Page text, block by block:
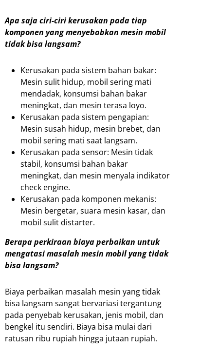
Apa saja ciri-ciri kerusakan pada tiap
komponen yang menyebabkan mesin mobil
tidak bisa langsam?
Kerusakan pada sistem bahan bakar:
Mesin sulit hidup, mobil sering mati
mendadak, konsumsi bahan bakar
meningkat, dan mesin terasa loyo.
Kerusakan pada sistem pengapian:
Mesin susah hidup, mesin brebet, dan
mobil sering mati saat langsam.
Kerusakan pada sensor: Mesin tidak
stabil, konsumsi bahan bakar
meningkat, dan mesin menyala indikator
check engine.
Kerusakan pada komponen mekanis:
Mesin bergetar, suara mesin kasar, dan
mobil sulit distarter.
Berapa perkiraan biaya perbaikan untuk
mengatasi masalah mesin mobil yang tidak
bisa langsam?
Biaya perbaikan masalah mesin yang tidak
bisa langsam sangat bervariasi tergantung
pada penyebab kerusakan, jenis mobil, dan
bengkel itu sendiri. Biaya bisa mulai dari
ratusan ribu rupiah hingga jutaan rupiah.